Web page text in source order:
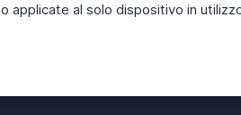
applicate al solo dispositivo in